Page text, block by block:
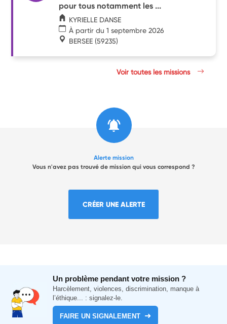
pour tous notamment les ...
KYRIELLE DANSE
À partir du 1 septembre 2026
BERSEE (59235)
Voir toutes les missions
Alerte mission
Vous n'avez pas trouvé de mission qui vous correspond ?
CRÉER UNE ALERTE
Un problème pendant votre mission ?
Harcèlement, violences, discrimination, manque à
l’éthique... : signalez-le.
FAIRE UN SIGNALEMENT